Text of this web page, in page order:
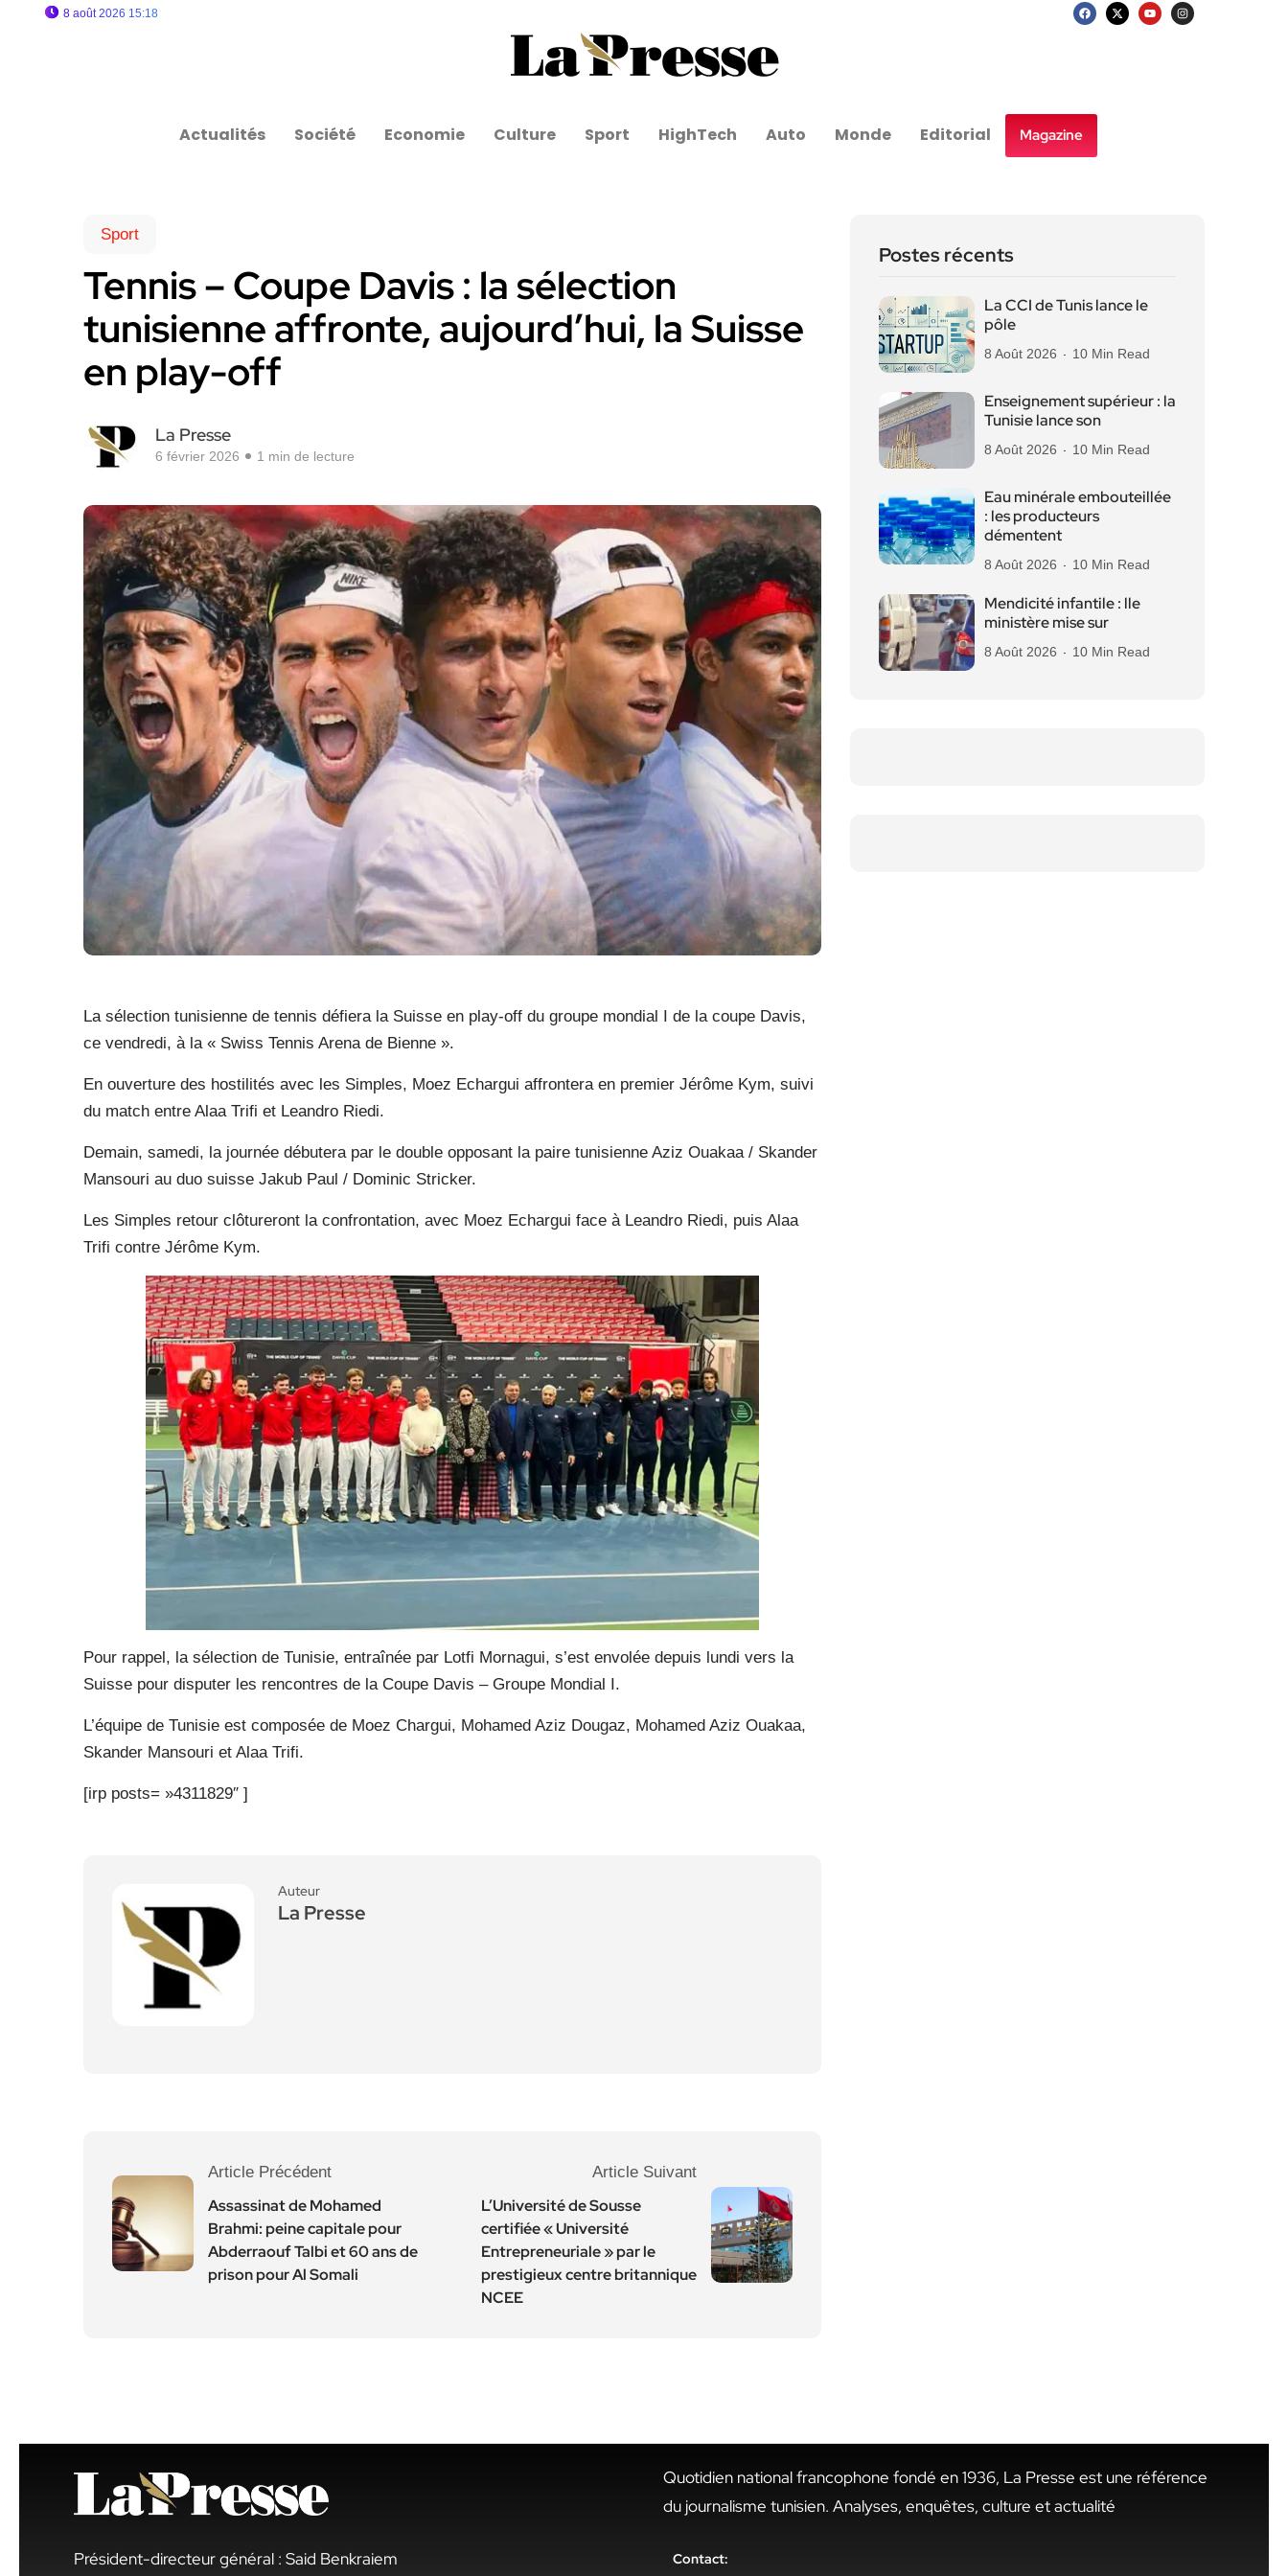
8 août 2026 15:18
Actualités Société Economie Culture Sport HighTech Auto Monde Editorial Magazine
Sport
Tennis – Coupe Davis : la sélection
tunisienne affronte, aujourd’hui, la Suisse
en play-off
La Presse
6 février 2026 1 min de lecture
La sélection tunisienne de tennis défiera la Suisse en play-off du groupe mondial I de la coupe Davis,
ce vendredi, à la « Swiss Tennis Arena de Bienne ».
En ouverture des hostilités avec les Simples, Moez Echargui affrontera en premier Jérôme Kym, suivi
du match entre Alaa Trifi et Leandro Riedi.
Demain, samedi, la journée débutera par le double opposant la paire tunisienne Aziz Ouakaa / Skander
Mansouri au duo suisse Jakub Paul / Dominic Stricker.
Les Simples retour clôtureront la confrontation, avec Moez Echargui face à Leandro Riedi, puis Alaa
Trifi contre Jérôme Kym.
Pour rappel, la sélection de Tunisie, entraînée par Lotfi Mornagui, s’est envolée depuis lundi vers la
Suisse pour disputer les rencontres de la Coupe Davis – Groupe Mondial I.
L’équipe de Tunisie est composée de Moez Chargui, Mohamed Aziz Dougaz, Mohamed Aziz Ouakaa,
Skander Mansouri et Alaa Trifi.
[irp posts= »4311829″ ]
Auteur
La Presse
Article Précédent
Assassinat de Mohamed
Brahmi: peine capitale pour
Abderraouf Talbi et 60 ans de
prison pour Al Somali
Article Suivant
L’Université de Sousse
certifiée « Université
Entrepreneuriale » par le
prestigieux centre britannique
NCEE
Postes récents
La CCI de Tunis lance le
pôle
8 Août 2026 10 Min Read
Enseignement supérieur : la
Tunisie lance son
8 Août 2026 10 Min Read
Eau minérale embouteillée
: les producteurs
démentent
8 Août 2026 10 Min Read
Mendicité infantile : lle
ministère mise sur
8 Août 2026 10 Min Read
Président-directeur général : Said Benkraiem
Quotidien national francophone fondé en 1936, La Presse est une référence
du journalisme tunisien. Analyses, enquêtes, culture et actualité
Contact: